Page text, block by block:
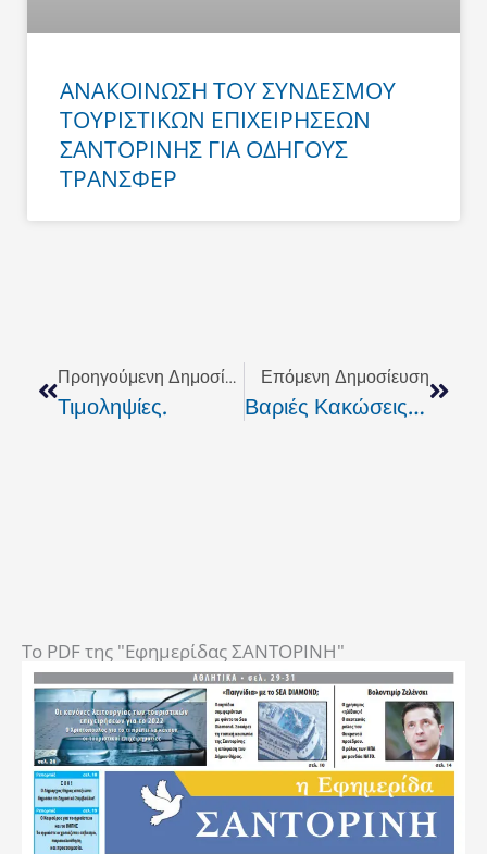
ΑΝΑΚΟΙΝΩΣΗ ΤΟΥ ΣΥΝΔΕΣΜΟΥ
ΤΟΥΡΙΣΤΙΚΩΝ ΕΠΙΧΕΙΡΗΣΕΩΝ
ΣΑΝΤΟΡΙΝΗΣ ΓΙΑ ΟΔΗΓΟΥΣ
ΤΡΑΝΣΦΕΡ
Προηγούμενη Δημοσίευση
Τιμοληψίες.
Επόμενη Δημοσίευση
Βαριές Κακώσεις Του Μυοσκελετικού Συστήματος.
To PDF της "Εφημερίδας ΣΑΝΤΟΡΙΝΗ"